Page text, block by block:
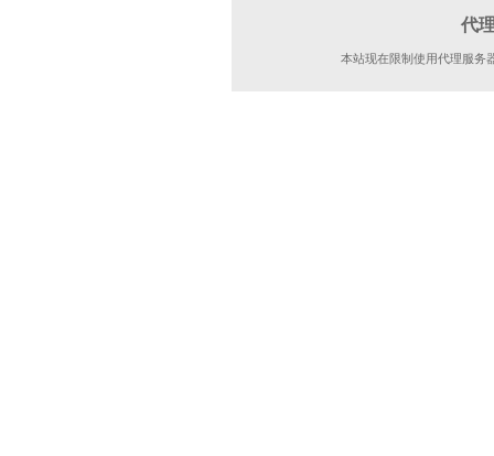
代
本站现在限制使用代理服务